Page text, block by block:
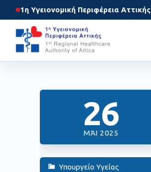
1η Υγειονομική Περιφέρεια Αττικής
26
ΜΆΙ 2025
Υπουργείο Υγείας